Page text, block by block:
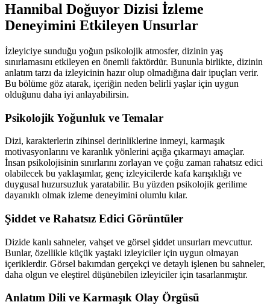
Hannibal Doğuyor Dizisi İzleme
Deneyimini Etkileyen Unsurlar
İzleyiciye sunduğu yoğun psikolojik atmosfer, dizinin yaş
sınırlamasını etkileyen en önemli faktördür. Bununla birlikte, dizinin
anlatım tarzı da izleyicinin hazır olup olmadığına dair ipuçları verir.
Bu bölüme göz atarak, içeriğin neden belirli yaşlar için uygun
olduğunu daha iyi anlayabilirsin.
Psikolojik Yoğunluk ve Temalar
Dizi, karakterlerin zihinsel derinliklerine inmeyi, karmaşık
motivasyonlarını ve karanlık yönlerini açığa çıkarmayı amaçlar.
İnsan psikolojisinin sınırlarını zorlayan ve çoğu zaman rahatsız edici
olabilecek bu yaklaşımlar, genç izleyicilerde kafa karışıklığı ve
duygusal huzursuzluk yaratabilir. Bu yüzden psikolojik gerilime
dayanıklı olmak izleme deneyimini olumlu kılar.
Şiddet ve Rahatsız Edici Görüntüler
Dizide kanlı sahneler, vahşet ve görsel şiddet unsurları mevcuttur.
Bunlar, özellikle küçük yaştaki izleyiciler için uygun olmayan
içeriklerdir. Görsel bakımdan gerçekçi ve detaylı işlenen bu sahneler,
daha olgun ve eleştirel düşünebilen izleyiciler için tasarlanmıştır.
Anlatım Dili ve Karmaşık Olay Örgüsü